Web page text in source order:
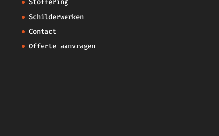
Stoffering
Schilderwerken
Contact
Offerte aanvragen